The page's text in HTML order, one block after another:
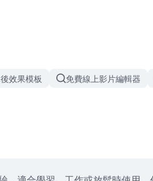
效果模板 免費線上影片編輯器